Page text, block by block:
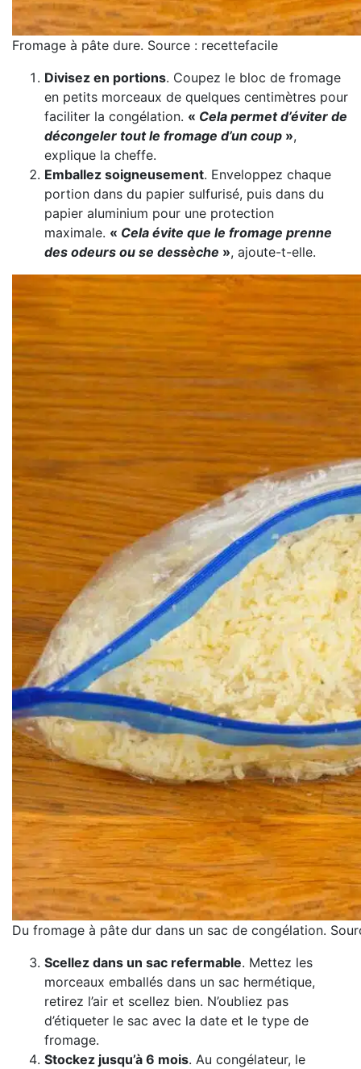
Fromage à pâte dure. Source : recettefacile
Divisez en portions. Coupez le bloc de fromage
en petits morceaux de quelques centimètres pour
faciliter la congélation. « Cela permet d’éviter de
décongeler tout le fromage d’un coup »,
explique la cheffe.
Emballez soigneusement. Enveloppez chaque
portion dans du papier sulfurisé, puis dans du
papier aluminium pour une protection
maximale. « Cela évite que le fromage prenne
des odeurs ou se dessèche », ajoute-t-elle.
Du fromage à pâte dur dans un sac de congélation.
Scellez dans un sac refermable. Mettez les
morceaux emballés dans un sac hermétique,
retirez l’air et scellez bien. N’oubliez pas
d’étiqueter le sac avec la date et le type de
fromage.
Stockez jusqu’à 6 mois. Au congélateur, le